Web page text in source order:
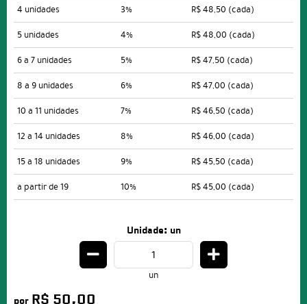
4 unidades
3% R$ 48,50 (cada)
5 unidades
4% R$ 48,00 (cada)
6 a 7 unidades
5% R$ 47,50 (cada)
8 a 9 unidades
6% R$ 47,00 (cada)
10 a 11 unidades
7% R$ 46,50 (cada)
12 a 14 unidades
8% R$ 46,00 (cada)
15 a 18 unidades
9% R$ 45,50 (cada)
a partir de 19
10% R$ 45,00 (cada)
Unidade: un
un
por